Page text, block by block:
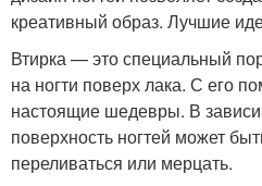
креативный образ. Лучшие
Втирка — это специальный
на ногти поверх лака. С его
настоящие шедевры. В
поверхность ногтей может
переливаться или мерцать.